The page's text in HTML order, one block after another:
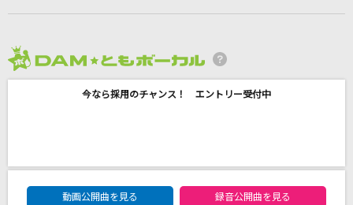
Ver.)
B'z
[生音]僕のこと
Mrs. GREEN APPLE
今なら採用のチャンス！ エントリー受付中
DAM★ともボーカルエントリーランキング
動画公開曲を見る
録音公開曲を見る